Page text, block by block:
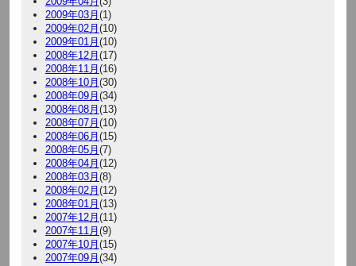
2009年03月(1)
2009年02月(10)
2009年01月(10)
2008年12月(17)
2008年11月(16)
2008年10月(30)
2008年09月(34)
2008年08月(13)
2008年07月(10)
2008年06月(15)
2008年05月(7)
2008年04月(12)
2008年03月(8)
2008年02月(12)
2008年01月(13)
2007年12月(11)
2007年11月(9)
2007年10月(15)
2007年09月(34)